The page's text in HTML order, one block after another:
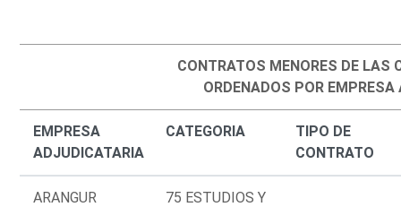
CONTRATOS MENORES DE LAS
ORDENADOS POR
EMPRESA
ADJUDICATARIA
CATEGORIA
TIPO DE
CONTRATO
ARANGUR
75 ESTUDIOS Y